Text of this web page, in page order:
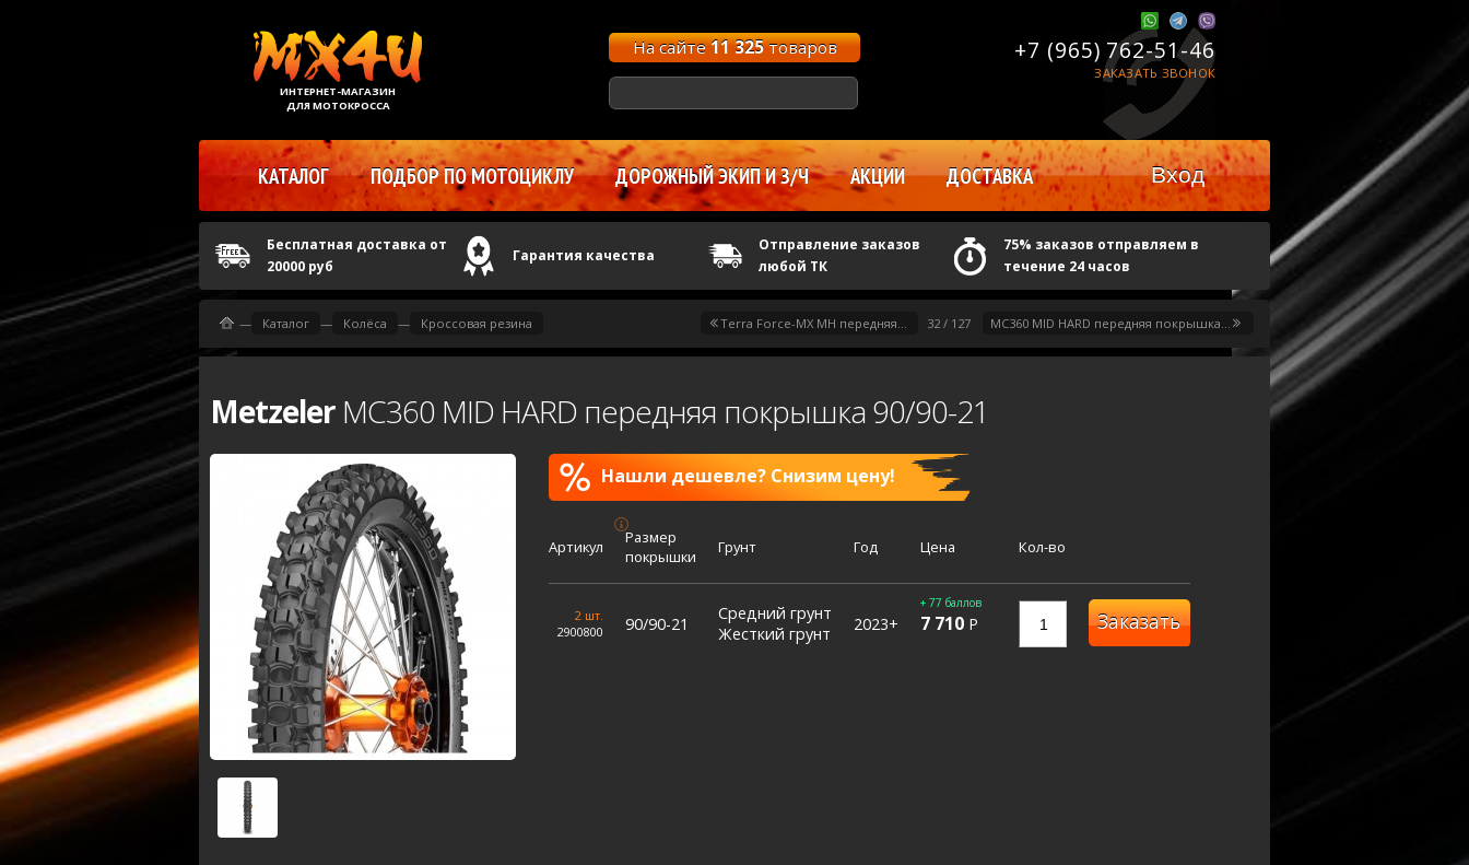
Metzeler MC360 MID HARD передняя покрышка 90/90-21
Нашли дешевле? Снизим цену!
Артикул
Размер
покрышки
Грунт Год Цена Кол-во
2 шт.
2900800
90/90-21
Средний грунт
Жесткий грунт
2023+
+ 77 баллов
7 710 Р Заказать
— Каталог — Колёса — Кроссовая резина Terra Force-MX MH передняя... 32 / 127 MC360 MID HARD передняя покрышка...
ИНТЕРНЕТ-МАГАЗИН
ДЛЯ МОТОКРОССА
На сайте11 325товаров +7 (965) 762-51-46
ЗАКАЗАТЬ ЗВОНОК
КАТАЛОГ ПОДБОР ПО МОТОЦИКЛУ ДОРОЖНЫЙ ЭКИП И З/Ч АКЦИИ ДОСТАВКА Вход
Бесплатная доставка от
20000 руб
Гарантия качества
Отправление заказов
любой ТК
75% заказов отправляем в
течение 24 часов